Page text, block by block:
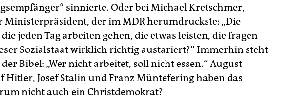
sinnierte. Oder bei Michael Kretschmer,
Ministerpräsident, der im MDR herumdruckste: „Die
jeden Tag arbeiten gehen, die etwas leisten, die fragen
Sozialstaat wirklich richtig austariert?“ Immerhin steht
Bibel: „Wer nicht arbeitet, soll nicht essen.“ August
Hitler, Josef Stalin und Franz Müntefering haben das
nicht auch ein Christdemokrat?